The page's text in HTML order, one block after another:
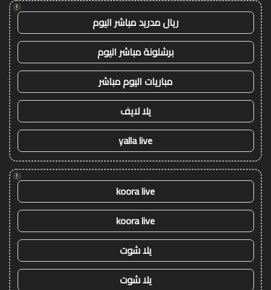
!
ريال مدريد مباشر اليوم
برشلونة مباشر اليوم
مباريات اليوم مباشر
يلا لايف
yalla live
!
koora live
koora live
يلا شوت
يلا شوت